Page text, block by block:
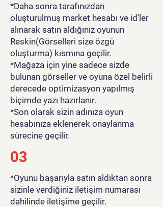
Bolca Yükseltme: Çiftliğinizi,
spor salonu ekipmanınızı
geliştirmek ve kas ustalığında
yeni boyutlara ulaşmak için
özel yeteneklerin kilidini
açmak için paralarınızı
kullanın.
Kaslarınızı esnetmeye ve
Muscle World’e hükmetmeye
hazır mısınız? Şimdi katılın ve
vücut geliştirme şöhretine
giden yolculuğunuza başlayın!
tıklayınız
*Daha sonra tarafınızdan
oluşturulmuş market hesabı ve id'ler
alınarak satın aldığınız oyunun
Reskin(Görselleri size özgü
oluşturma) kısmına geçilir.
*Mağaza için yine sadece sizde
bulunan görseller ve oyuna özel belirli
derecede optimizasyon yapılmış
biçimde yazı hazırlanır.
*Son olarak sizin adınıza oyun
hesabınıza eklenerek onaylanma
sürecine geçilir.
03
*Oyunu başarıyla satın aldıktan sonra
sizinle verdiğiniz iletişim numarası
dahilinde iletişime geçilir.